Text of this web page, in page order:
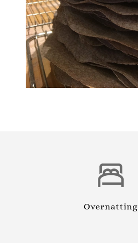
Overnatting